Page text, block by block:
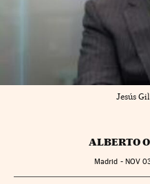
Jesús
ALBERTO
Madrid - NOV